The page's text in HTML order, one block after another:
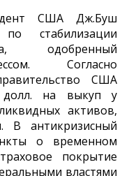
США Дж.Буш
стабилизации
одобренный
Согласно
США
на выкуп у
активов,
В антикризисный
о временном
покрытие
властями